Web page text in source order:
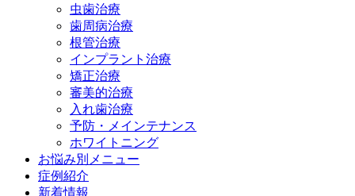
虫歯治療
歯周病治療
根管治療
インプラント治療
矯正治療
審美的治療
入れ歯治療
予防・メインテナンス
ホワイトニング
お悩み別メニュー
症例紹介
新着情報